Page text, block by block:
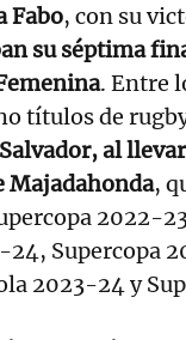
Fabo, con su
su séptima
. Entre
títulos de
al
Majadahonda,
2022-
Supercopa
2023-24 y